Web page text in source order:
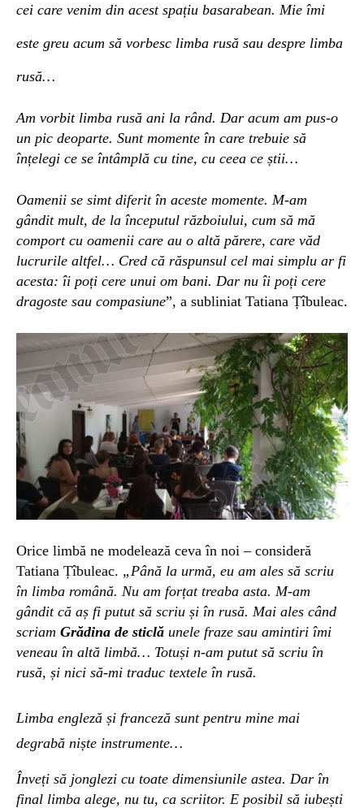
cei care venim din acest spațiu basarabean. Mie îmi
este greu acum să vorbesc limba rusă sau despre limba
rusă…
Am vorbit limba rusă ani la rând. Dar acum am pus-o
un pic deoparte. Sunt momente în care trebuie să
înțelegi ce se întâmplă cu tine, cu ceea ce știi…
Oamenii se simt diferit în aceste momente. M-am
gândit mult, de la începutul războiului, cum să mă
comport cu oamenii care au o altă părere, care văd
lucrurile altfel… Cred că răspunsul cel mai simplu ar fi
acesta: îi poți cere unui om bani. Dar nu îi poți cere
dragoste sau compasiune”, a subliniat Tatiana Țîbuleac.
Orice limbă ne modelează ceva în noi – consideră
Tatiana Țîbuleac. „Până la urmă, eu am ales să scriu
în limba română. Nu am forțat treaba asta. M-am
gândit că aș fi putut să scriu și în rusă. Mai ales când
scriam Grădina de sticlă unele fraze sau amintiri îmi
veneau în altă limbă… Totuși n-am putut să scriu în
rusă, și nici să-mi traduc textele în rusă.
Limba engleză și franceză sunt pentru mine mai
degrabă niște instrumente…
Înveți să jonglezi cu toate dimensiunile astea. Dar în
final limba alege, nu tu, ca scriitor. E posibil să iubești